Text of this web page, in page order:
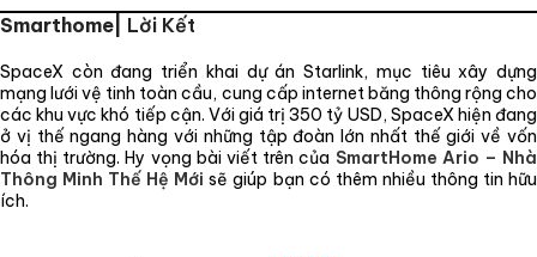
Smarthome| Lời Kết
SpaceX còn đang triển khai dự án Starlink, mục tiêu xây dựng
mạng lưới vệ tinh toàn cầu, cung cấp internet băng thông rộng cho
các khu vực khó tiếp cận. Với giá trị 350 tỷ USD, SpaceX hiện đang
ở vị thế ngang hàng với những tập đoàn lớn nhất thế giới về vốn
hóa thị trường. Hy vọng bài viết trên của SmartHome Ario – Nhà
Thông Minh Thế Hệ Mới sẽ giúp bạn có thêm nhiều thông tin hữu
ích.